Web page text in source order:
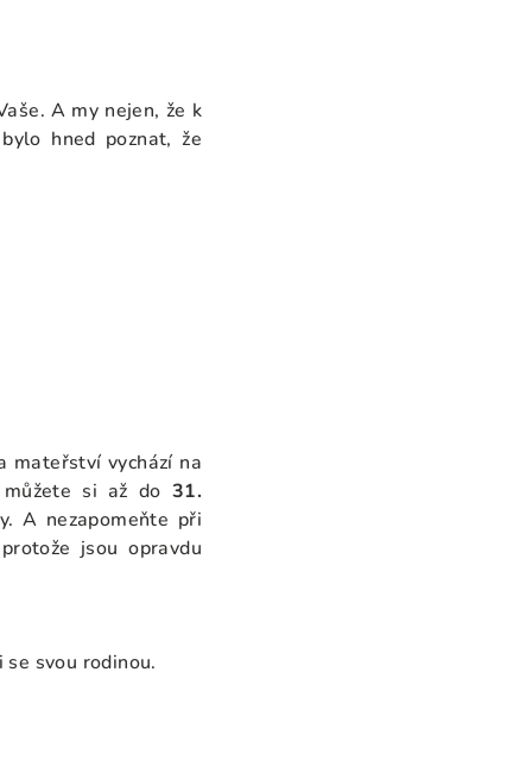
A my nejen, že k
hned poznat, že
mateřství vychází na
si až do 31.
A nezapomeňte při
jsou opravdu
svou rodinou.